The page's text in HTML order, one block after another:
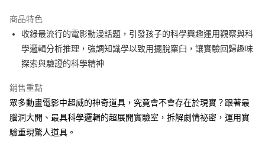
街口支付
悠遊付
運送方式
宅配
每筆NT$70，滿NT$799(含以上)免運費
商品特色
收錄最流行的電影動漫話題，引發孩子的科學興趣運用觀察與科
學邏輯分析推理，強調知識學以致用擺脫窠臼，讓實驗回歸趣味
探索與驗證的科學精神
銷售重點
眾多動畫電影中超威的神奇道具，究竟會不會存在於現實？跟著最
腦洞大開、最具科學邏輯的超展開實驗室，拆解劇情祕密，運用實
驗重現驚人道具。